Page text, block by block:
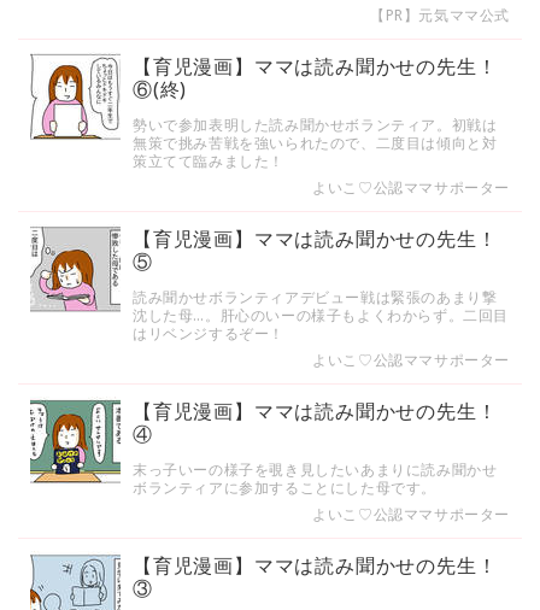
【PR】元気ママ公式
【育児漫画】ママは読み聞かせの先生！
⑥(終)
勢いで参加表明した読み聞かせボランティア。初戦は
無策で挑み苦戦を強いられたので、二度目は傾向と対
策立てて臨みました！
よいこ♡公認ママサポーター
【育児漫画】ママは読み聞かせの先生！
⑤
読み聞かせボランティアデビュー戦は緊張のあまり撃
沈した母…。肝心のいーの様子もよくわからず。二回目
はリベンジするぞー！
よいこ♡公認ママサポーター
【育児漫画】ママは読み聞かせの先生！
④
末っ子いーの様子を覗き見したいあまりに読み聞かせ
ボランティアに参加することにした母です。
よいこ♡公認ママサポーター
【育児漫画】ママは読み聞かせの先生！
③